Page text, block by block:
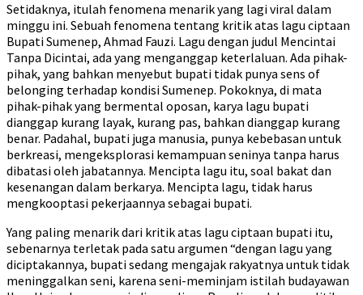
Setidaknya, itulah fenomena menarik yang lagi viral dalam
minggu ini. Sebuah fenomena tentang kritik atas lagu ciptaan
Bupati Sumenep, Ahmad Fauzi. Lagu dengan judul Mencintai
Tanpa Dicintai, ada yang menganggap keterlaluan. Ada pihak-
pihak, yang bahkan menyebut bupati tidak punya sens of
belonging terhadap kondisi Sumenep. Pokoknya, di mata
pihak-pihak yang bermental oposan, karya lagu bupati
dianggap kurang layak, kurang pas, bahkan dianggap kurang
benar. Padahal, bupati juga manusia, punya kebebasan untuk
berkreasi, mengeksplorasi kemampuan seninya tanpa harus
dibatasi oleh jabatannya. Mencipta lagu itu, soal bakat dan
kesenangan dalam berkarya. Mencipta lagu, tidak harus
mengkooptasi pekerjaannya sebagai bupati.
Yang paling menarik dari kritik atas lagu ciptaan bupati itu,
sebenarnya terletak pada satu argumen “dengan lagu yang
diciptakannya, bupati sedang mengajak rakyatnya untuk tidak
meninggalkan seni, karena seni-meminjam istilah budayawan